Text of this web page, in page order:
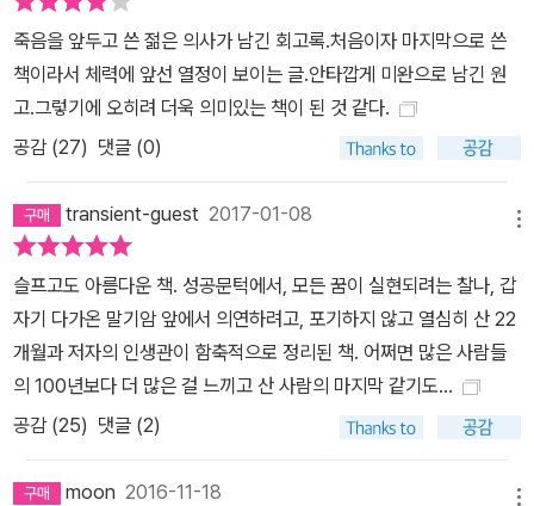
라니티는 마지막으로 딸에게 이렇게 편지를 남겼다. 네가 어떻게 살
아왔는지, 무슨 일을 했는지, 세상에 어떤 의미 있는 일을 했는지 설명
해야 하는 순간이 온다면, 바라건대 네가 죽어가는 아빠의 나날을 충
만한 기쁨으로 채워줬음을 빼놓지 말았으면 좋겠구나. 아빠가 평생
느껴보지 못한 기쁨이었고, 그로 인해 아빠는 이제 더 많은 것을 바라
지 않고 만족하며 편히 쉴 수 있게 되었단다. 지금 이 순간, 그건 내게
정말로 엄청난 일이란다. (본문 중에서)
죽음을 앞두고 쓴 젊은 의사가 남긴 회고록.처음이자 마지막으로 쓴
책이라서 체력에 앞선 열정이 보이는 글.안타깝게 미완으로 남긴 원
고.그렇기에 오히려 더욱 의미있는 책이 된 것 같다.
공감 (27) 댓글 (0)
transient-guest 2017-01-08
슬프고도 아름다운 책. 성공문턱에서, 모든 꿈이 실현되려는 찰나, 갑
자기 다가온 말기암 앞에서 의연하려고, 포기하지 않고 열심히 산 22
개월과 저자의 인생관이 함축적으로 정리된 책. 어쩌면 많은 사람들
의 100년보다 더 많은 걸 느끼고 산 사람의 마지막 같기도...
공감 (25) 댓글 (2)
moon 2016-11-18